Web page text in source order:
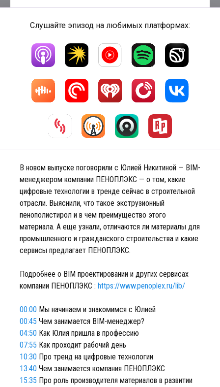
Слушайте эпизод на любимых платформах:
В новом выпуске поговорили с Юлией Никитиной — BIM-
менеджером компании ПЕНОПЛЭКС — о том, какие
цифровые технологии в тренде сейчас в строительной
отрасли. Выяснили, что такое экструзионный
пенополистирол и в чем преимущество этого
материала. А еще узнали, отличаются ли материалы для
промышленного и гражданского строительства и какие
сервисы предлагает ПЕНОПЛЭКС.
Подробнее о BIM проектировании и других сервисах
компании ПЕНОПЛЭКС : https://www.penoplex.ru/lib/
00:00 Мы начинаем и знакомимся с Юлией
00:45 Чем занимается BIM-менеджер?
04:50 Как Юлия пришла в профессию
07:55 Как проходит рабочий день
10:30 Про тренд на цифровые технологии
13:40 Чем занимается компания ПЕНОПЛЭКС
15:35 Про роль производителя материалов в развитии